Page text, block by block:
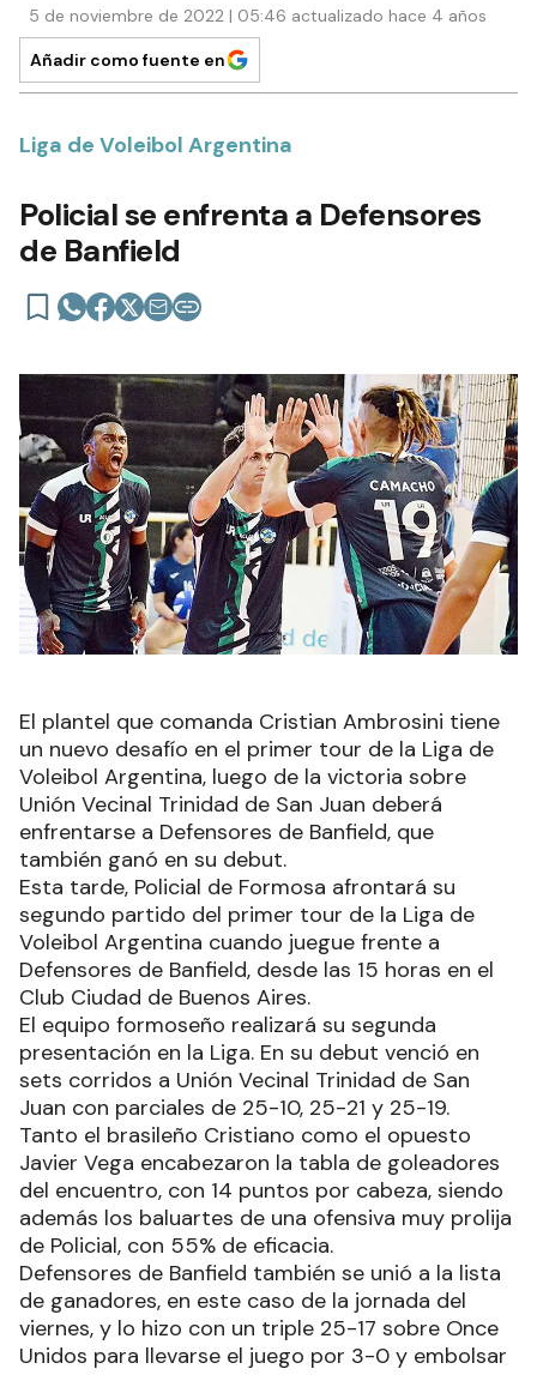
5 de noviembre de 2022 | 05:46 actualizado hace 4 años
Añadir como fuente en
Liga de Voleibol Argentina
Policial se enfrenta a Defensores
de Banfield
El plantel que comanda Cristian Ambrosini tiene
un nuevo desafío en el primer tour de la Liga de
Voleibol Argentina, luego de la victoria sobre
Unión Vecinal Trinidad de San Juan deberá
enfrentarse a Defensores de Banfield, que
también ganó en su debut.
Esta tarde, Policial de Formosa afrontará su
segundo partido del primer tour de la Liga de
Voleibol Argentina cuando juegue frente a
Defensores de Banfield, desde las 15 horas en el
Club Ciudad de Buenos Aires.
El equipo formoseño realizará su segunda
presentación en la Liga. En su debut venció en
sets corridos a Unión Vecinal Trinidad de San
Juan con parciales de 25-10, 25-21 y 25-19.
Tanto el brasileño Cristiano como el opuesto
Javier Vega encabezaron la tabla de goleadores
del encuentro, con 14 puntos por cabeza, siendo
además los baluartes de una ofensiva muy prolija
de Policial, con 55% de eficacia.
Defensores de Banfield también se unió a la lista
de ganadores, en este caso de la jornada del
viernes, y lo hizo con un triple 25-17 sobre Once
Unidos para llevarse el juego por 3-0 y embolsar